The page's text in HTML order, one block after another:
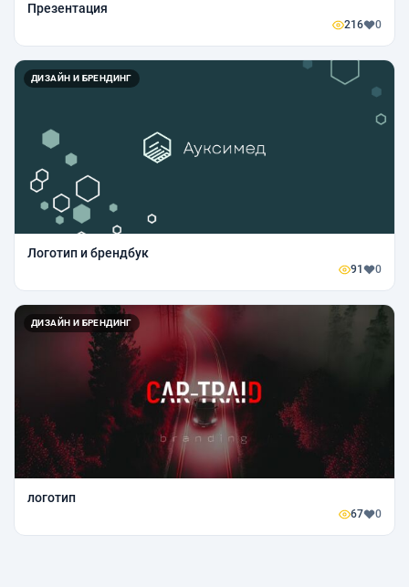
Презентация
216 0
ДИЗАЙН И БРЕНДИНГ
Логотип и брендбук
91 0
ДИЗАЙН И БРЕНДИНГ
логотип
67 0